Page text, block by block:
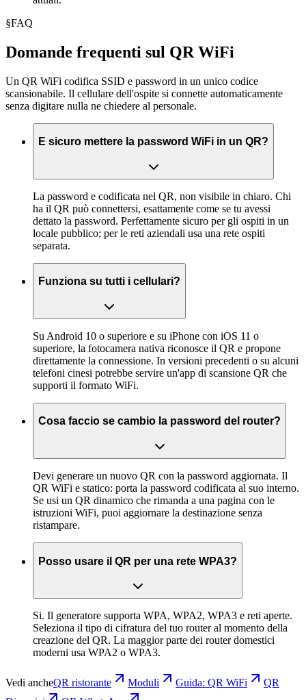
§FAQ
Domande frequenti sul QR WiFi
Un QR WiFi codifica SSID e password in un unico codice
scansionabile. Il cellulare dell'ospite si connette automaticamente
senza digitare nulla ne chiedere al personale.
E sicuro mettere la password WiFi in un QR?
La password e codificata nel QR, non visibile in chiaro. Chi
ha il QR può connettersi, esattamente come se tu avessi
dettato la password. Perfettamente sicuro per gli ospiti in un
locale pubblico; per le reti aziendali usa una rete ospiti
separata.
Funziona su tutti i cellulari?
Su Android 10 o superiore e su iPhone con iOS 11 o
superiore, la fotocamera nativa riconosce il QR e propone
direttamente la connessione. In versioni precedenti o su alcuni
telefoni cinesi potrebbe servire un'app di scansione QR che
supporti il formato WiFi.
Cosa faccio se cambio la password del router?
Devi generare un nuovo QR con la password aggiornata. Il
QR WiFi e statico: porta la password codificata al suo interno.
Se usi un QR dinamico che rimanda a una pagina con le
istruzioni WiFi, puoi aggiornare la destinazione senza
ristampare.
Posso usare il QR per una rete WPA3?
Si. Il generatore supporta WPA, WPA2, WPA3 e reti aperte.
Seleziona il tipo di cifratura del tuo router al momento della
creazione del QR. La maggior parte dei router domestici
moderni usa WPA2 o WPA3.
Vedi ancheQR ristorante Moduli Guida: QR WiFi
QR